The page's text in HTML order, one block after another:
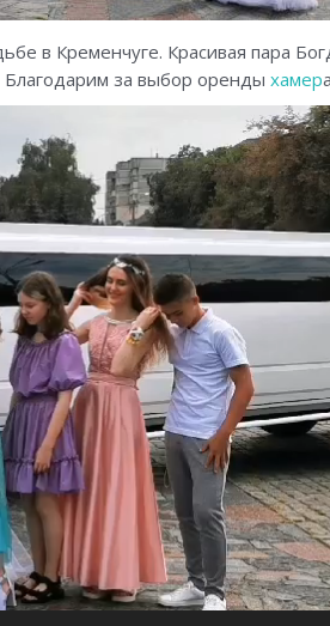
в Кременчуге. Красивая пара
Благодарим за выбор оренды хамер